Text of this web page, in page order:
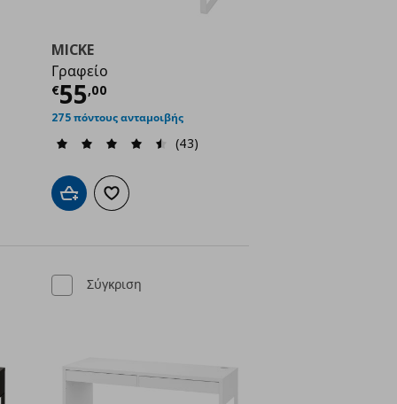
€ 55,00
MICKE
Γραφείο
€55,00
Τρέχουσα τιμή
275 πόντους ανταμοιβής
(43)
Προσθήκη στο καλάθι
Προσθήκη στα αγαπημένα
Σύγκριση